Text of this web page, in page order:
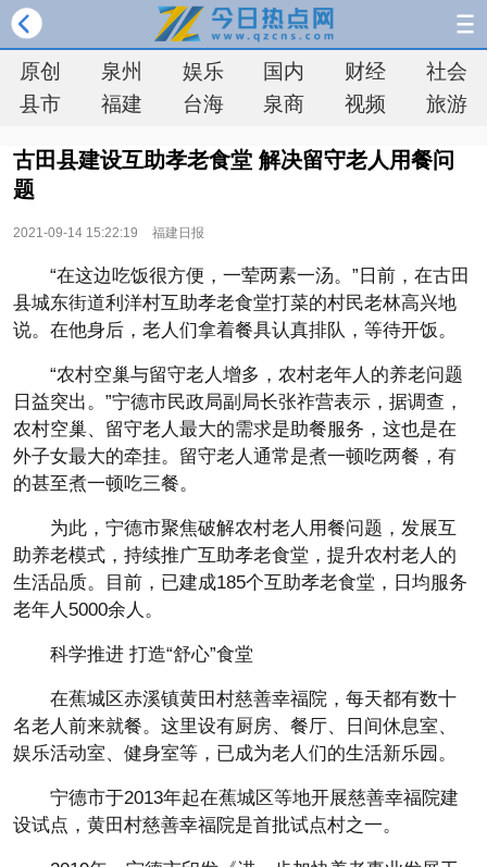
原创 泉州 娱乐 国内 财经
社会
县市
福建 台海 泉商 视频 旅游
古田县建设互助孝老食堂 解决留守老人用餐问
题
2021-09-14 15:22:19 福建日报
“在这边吃饭很方便，一荤两素一汤。”日前，在古田
县城东街道利洋村互助孝老食堂打菜的村民老林高兴地
说。在他身后，老人们拿着餐具认真排队，等待开饭。
“农村空巢与留守老人增多，农村老年人的养老问题
日益突出。”宁德市民政局副局长张祚营表示，据调查，
农村空巢、留守老人最大的需求是助餐服务，这也是在
外子女最大的牵挂。留守老人通常是煮一顿吃两餐，有
的甚至煮一顿吃三餐。
为此，宁德市聚焦破解农村老人用餐问题，发展互
助养老模式，持续推广互助孝老食堂，提升农村老人的
生活品质。目前，已建成185个互助孝老食堂，日均服务
老年人5000余人。
科学推进 打造“舒心”食堂
在蕉城区赤溪镇黄田村慈善幸福院，每天都有数十
名老人前来就餐。这里设有厨房、餐厅、日间休息室、
娱乐活动室、健身室等，已成为老人们的生活新乐园。
宁德市于2013年起在蕉城区等地开展慈善幸福院建
设试点，黄田村慈善幸福院是首批试点村之一。